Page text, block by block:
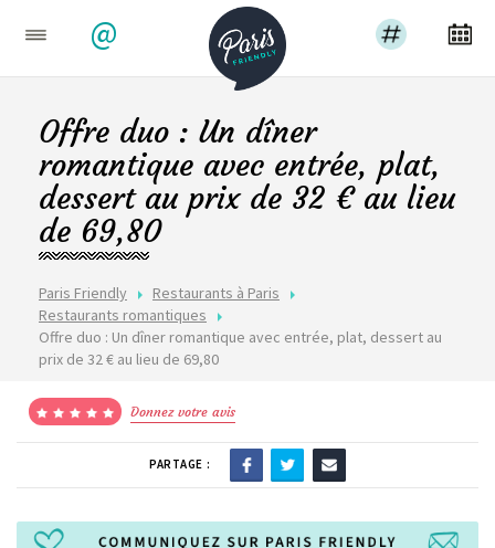
@
Paris Friendly
Restaurants à Paris
Restaurants romantiques
Offre duo : Un dîner romantique avec entrée, plat, dessert au
prix de 32 € au lieu de 69,80
Offre duo : Un dîner
romantique avec entrée, plat,
dessert au prix de 32 € au lieu
de 69,80
Donnez votre avis
PARTAGE :